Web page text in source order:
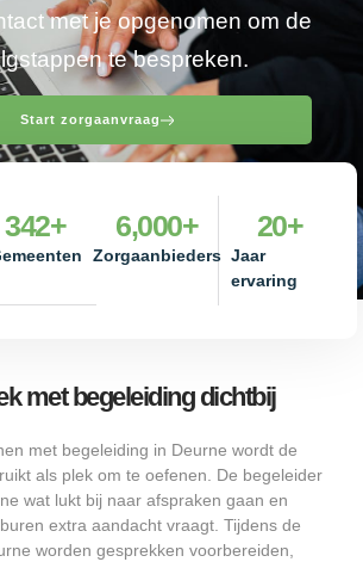
met je opgenomen om de
te bespreken.
Start zorgaanvraag
342+
Zorgaanbieders
6,000+
Jaar
ervaring
20+
met begeleiding dichtbij
met begeleiding in Deurne wordt de
als plek om te oefenen. De begeleider
wat lukt bij naar afspraken gaan en
extra aandacht vraagt. Tijdens de
worden gesprekken voorbereiden,